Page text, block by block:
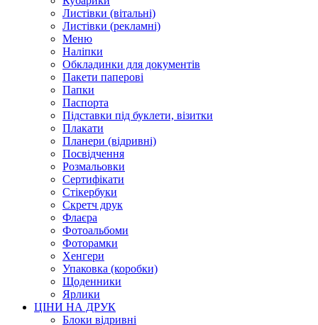
Листівки (вітальні)
Листівки (рекламні)
Меню
Наліпки
Обкладинки для документів
Пакети паперові
Папки
Паспорта
Підставки під буклети, візитки
Плакати
Планери (відривні)
Посвідчення
Розмальовки
Сертифікати
Стікербуки
Скретч друк
Флаєра
Фотоальбоми
Фоторамки
Хенгери
Упаковка (коробки)
Щоденники
Ярлики
ЦІНИ НА ДРУК
Блоки відривні